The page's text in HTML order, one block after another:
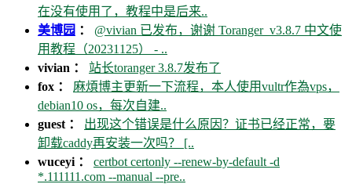
在没有使用了，教程中是后来..
美博园 ： @vivian 已发布，谢谢 Toranger_v3.8.7 中文使
用教程（20231125） - ..
vivian ： 站长toranger 3.8.7发布了
fox ： 麻煩博主更新一下流程，本人使用vultr作為vps，
debian10 os，每次自建..
guest ： 出现这个错误是什么原因？证书已经正常，要
卸载caddy再安装一次吗？ [..
wuceyi ： certbot certonly --renew-by-default -d
*.111111.com --manual --pre..